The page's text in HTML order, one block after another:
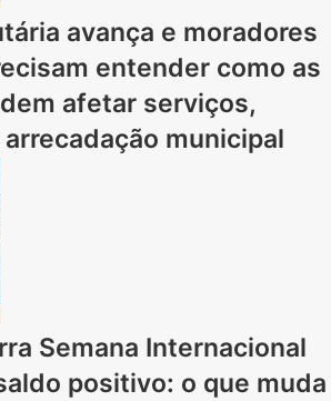
avança e moradores
entender como as
afetar serviços,
municipal
Semana Internacional
positivo: o que muda